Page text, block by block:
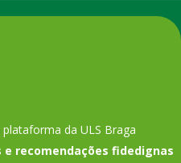
da ULS Braga
recomendações fidedignas